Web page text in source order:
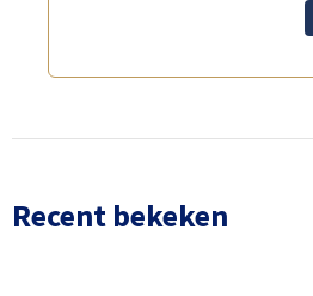
Recent bekeken